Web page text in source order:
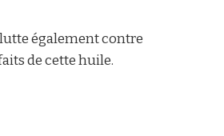
lutte également contre
de cette huile.